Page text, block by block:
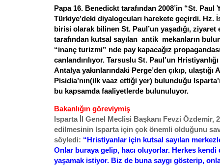
Papa 16. Benedickt tarafından 2008’in “St. Paul
Türkiye’deki diyalogcuları harekete geçirdi. Hz.
birisi olarak bilinen St. Paul’un yaşadığı,
tarafından kutsal sayılan antik mekanların
“inanç turizmi” nde pay kapacağız
canlandırılıyor. Tarsuslu St. Paul’un
Antalya yakınlarındaki Perge’den çıkıp, ulaştığı
Pisidia’nın(ilk vaaz ettiği yer) bulunduğu
bu kapsamda faaliyetlerde bulunuluyor.
Bakanlığın göreviymiş
Isparta İl Genel Meclisi Başkanı Fevzi Özdemir,
edilmesinin Isparta için çok önemli olduğunu
söyledi: “Hristiyanlar için kutsal sayılan
Onlar buraya gelip, hacı oluyorlar. Herkes
yaşamak istiyor. Biz de buna saygı gösterip,